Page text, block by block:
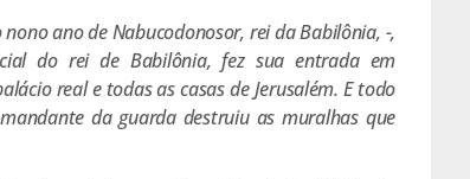
ano de Nabucodonosor, rei da Babilônia, -,
do rei de Babilônia, fez sua entrada em
real e todas as casas de Jerusalém. E todo
da guarda destruiu as muralhas que